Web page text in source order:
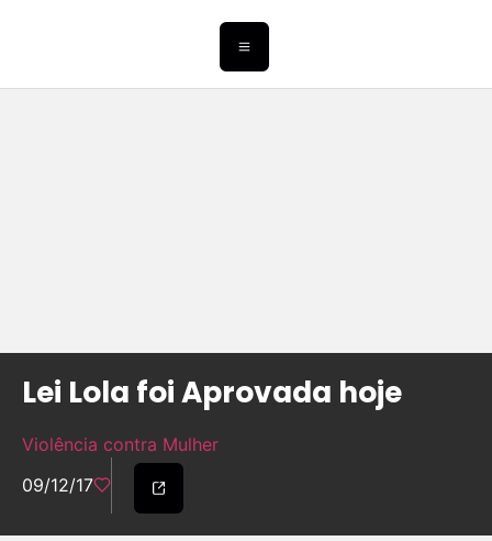
Lei Lola foi Aprovada hoje
Violência contra Mulher
09/12/17